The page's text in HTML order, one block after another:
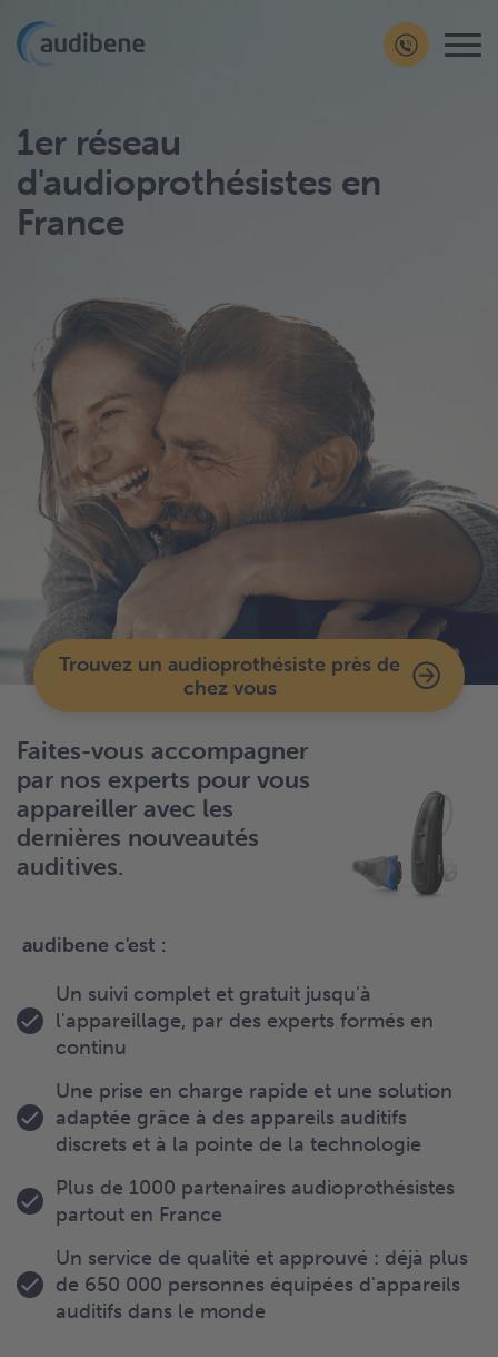
1er réseau
d'audioprothésistes en
France
Trouvez un audioprothésiste près de
chez vous
Faites-vous accompagner
par nos experts pour vous
appareiller avec les
dernières nouveautés
auditives.
audibene c'est :
Un suivi complet et gratuit jusqu'à
l'appareillage, par des experts formés en
continu
Une prise en charge rapide et une solution
adaptée grâce à des appareils auditifs
discrets et à la pointe de la technologie
Plus de 1000 partenaires audioprothésistes
partout en France
Un service de qualité et approuvé : déjà plus
de 650 000 personnes équipées d'appareils
auditifs dans le monde